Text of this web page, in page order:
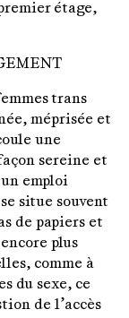
étage,
trans
méprisée et
une
sereine et
emploi
situe souvent
de papiers et
plus
comme à
du sexe, ce
de l’accès